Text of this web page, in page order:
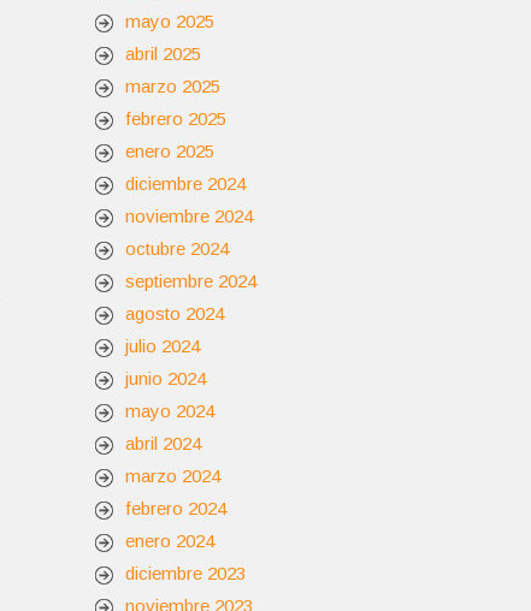
mayo 2025
abril 2025
marzo 2025
febrero 2025
enero 2025
diciembre 2024
noviembre 2024
octubre 2024
septiembre 2024
agosto 2024
julio 2024
junio 2024
mayo 2024
abril 2024
marzo 2024
febrero 2024
enero 2024
diciembre 2023
noviembre 2023